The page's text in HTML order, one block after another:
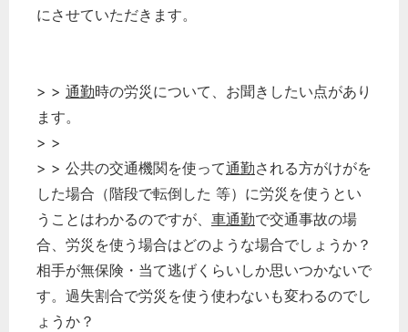
にさせていただきます。
> > 通勤時の労災について、お聞きしたい点があり
ます。
> >
> > 公共の交通機関を使って通勤される方がけがを
した場合（階段で転倒した 等）に労災を使うとい
うことはわかるのですが、 車通勤で交通事故の場
合、労災を使う場合はどのような場合でしょうか？
相手が無保険・当て逃げくらいしか思いつかないで
す。過失割合で労災を使う使わないも変わるのでし
ょうか？